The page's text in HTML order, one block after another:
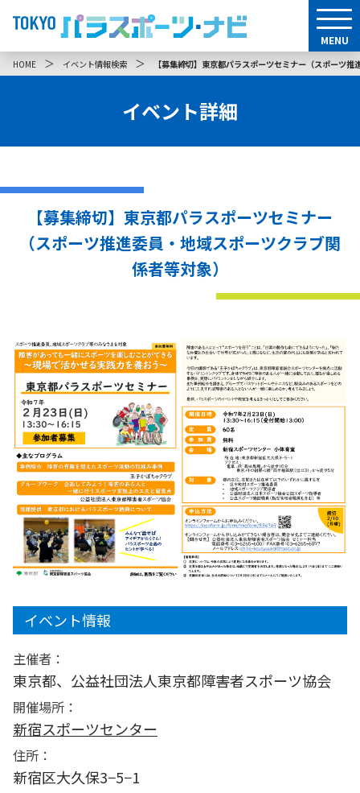
MENU
HOME ＞ イベント情報検索 ＞ 【募集締切】東京都パラスポーツセミナー（スポーツ
イベント詳細
【募集締切】東京都パラスポーツセミナー
（スポーツ推進委員・地域スポーツクラブ関
係者等対象）
イベント情報
主催者：
東京都、公益社団法人東京都障害者スポーツ協会
開催場所：
新宿スポーツセンター
住所：
新宿区大久保3−5−1